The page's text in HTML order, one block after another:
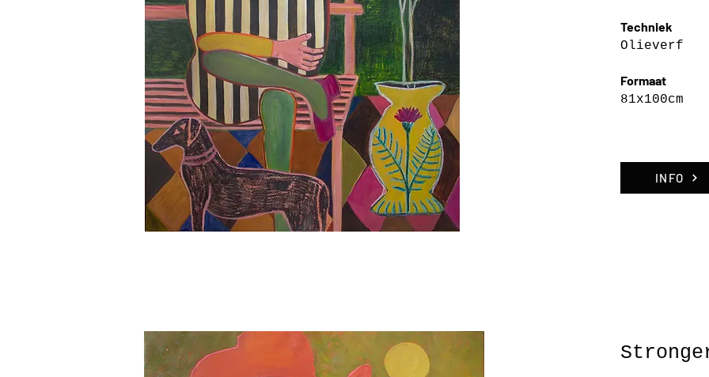
Techniek
Olieverf
Formaat
81x100cm
INFO